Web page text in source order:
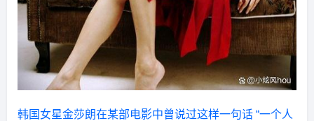
韩国女星金莎朗在某部电影中曾说过这样一句话 “一个人